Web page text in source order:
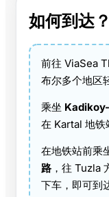
如何到达？
前往 ViaSea
布尔多个地区
乘坐
在 Kartal 地铁
在地铁站前乘
路 ，往 Tuzla
下车，即可到